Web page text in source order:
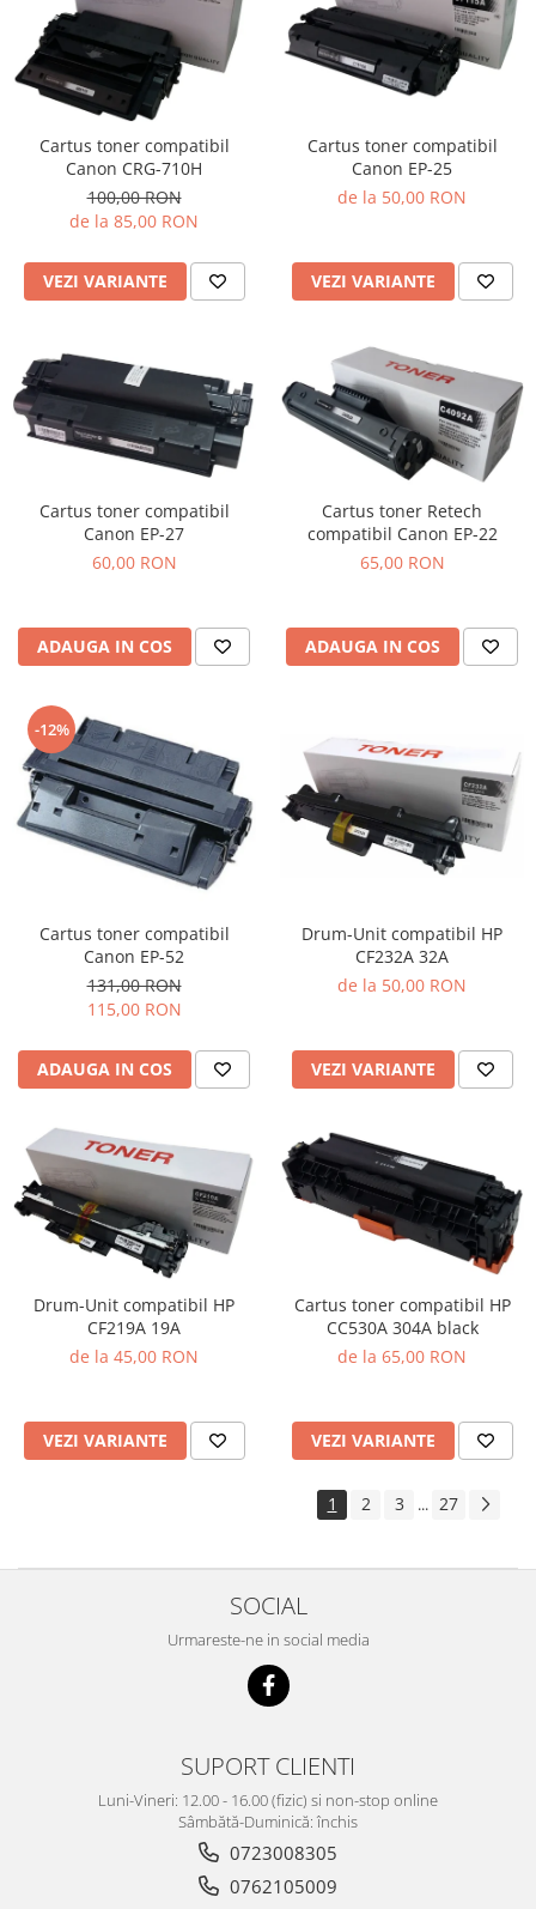
Cartus toner compatibil
Canon CRG-710H
100,00 RON
de la 85,00 RON
VEZI VARIANTE
Cartus toner compatibil
Canon EP-25
de la 50,00 RON
VEZI VARIANTE
Cartus toner compatibil
Canon EP-27
60,00 RON
ADAUGA IN COS
Cartus toner Retech
compatibil Canon EP-22
65,00 RON
ADAUGA IN COS
-12%
Cartus toner compatibil
Canon EP-52
131,00 RON
115,00 RON
ADAUGA IN COS
Drum-Unit compatibil HP
CF232A 32A
de la 50,00 RON
VEZI VARIANTE
Drum-Unit compatibil HP
CF219A 19A
de la 45,00 RON
VEZI VARIANTE
Cartus toner compatibil HP
CC530A 304A black
de la 65,00 RON
VEZI VARIANTE
1 2 3 ... 27
SOCIAL
Urmareste-ne in social media
SUPORT CLIENTI
Luni-Vineri: 12.00 - 16.00 (fizic) si non-stop online
Sâmbătă-Duminică: închis
0723008305
0762105009